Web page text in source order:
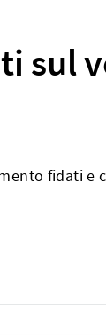
sul
fidati e